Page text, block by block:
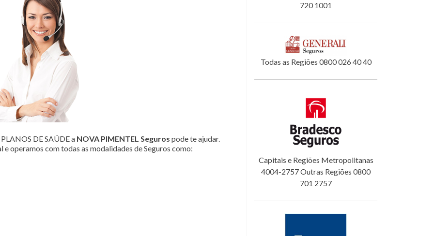
DE SAÚDE a NOVA PIMENTEL Seguros pode te ajudar.
operamos com todas as modalidades de Seguros como:
720 1001
Todas as Regiões 0800 026 40 40
Capitais e Regiões Metropolitanas
4004-2757 Outras Regiões 0800
701 2757